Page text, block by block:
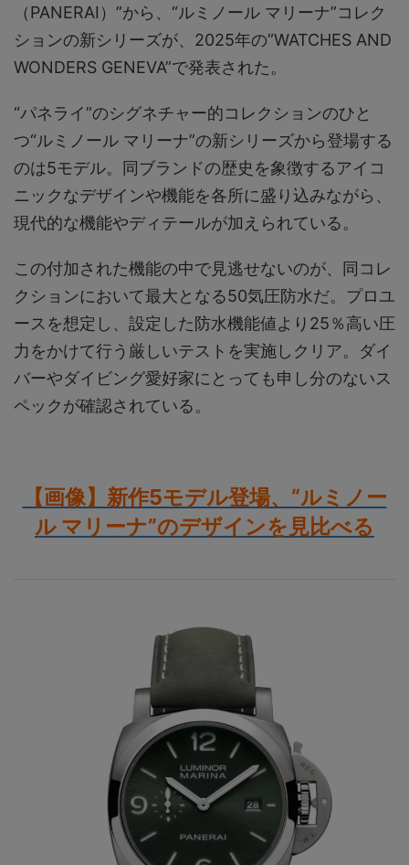
（PANERAI）”から、“ルミノール マリーナ”コレク
ションの新シリーズが、2025年の”WATCHES AND
WONDERS GENEVA”で発表された。
“パネライ”のシグネチャー的コレクションのひと
つ“ルミノール マリーナ”の新シリーズから登場する
のは5モデル。同ブランドの歴史を象徴するアイコ
ニックなデザインや機能を各所に盛り込みながら、
現代的な機能やディテールが加えられている。
この付加された機能の中で見逃せないのが、同コレ
クションにおいて最大となる50気圧防水だ。プロユ
ースを想定し、設定した防水機能値より25％高い圧
力をかけて行う厳しいテストを実施しクリア。ダイ
バーやダイビング愛好家にとっても申し分のないス
ペックが確認されている。
【画像】新作5モデル登場、“ルミノー
ル マリーナ”のデザインを見比べる